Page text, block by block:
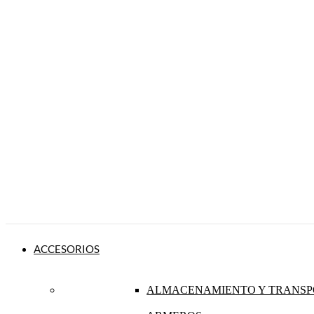
ACCESORIOS
ALMACENAMIENTO Y